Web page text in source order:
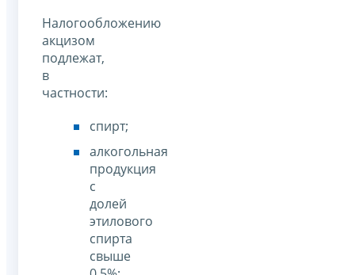
Налогообложению
акцизом
подлежат,
в
частности:
спирт;
алкогольная
продукция
с
долей
этилового
спирта
свыше